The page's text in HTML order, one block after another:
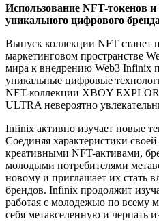
Использование NFT-токенов и
уникального цифрового бренда
Выпуск коллекции NFT
маркетинговом пространстве
мира к внедрению Web3 Infinix
уникальные цифровые
NFT-коллекции XBOY
ULTRA невероятно
Infinix активно изучает новые
Соединяя характеристики
креативными NFT-активами,
молодыми потребителями
новому и приглашает их стать
брендов. Infinix продолжит
работая с молодежью по всему
себя метавселенную и черпать